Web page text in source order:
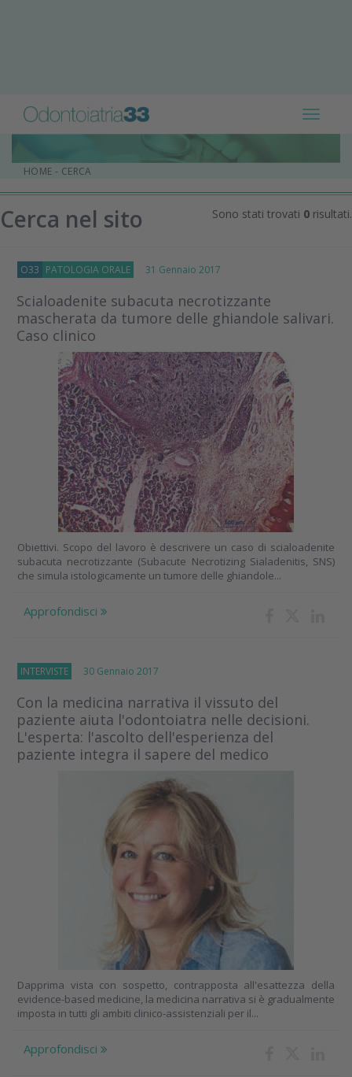
Toggle
HOME - CERCA
Cerca nel sito Sono stati trovati 0 risultati.
O33 PATOLOGIA ORALE 31 Gennaio 2017
Scialoadenite subacuta necrotizzante
mascherata da tumore delle ghiandole salivari.
Caso clinico
Obiettivi. Scopo del lavoro è descrivere un caso di scialoadenite
subacuta necrotizzante (Subacute Necrotizing Sialadenitis, SNS)
che simula istologicamente un tumore delle ghiandole...
Approfondisci
INTERVISTE 30 Gennaio 2017
Con la medicina narrativa il vissuto del
paziente aiuta l'odontoiatra nelle decisioni.
L'esperta: l'ascolto dell'esperienza del
paziente integra il sapere del medico
Dapprima vista con sospetto, contrapposta all'esattezza della
evidence-based medicine, la medicina narrativa si è gradualmente
imposta in tutti gli ambiti clinico-assistenziali per il...
Approfondisci